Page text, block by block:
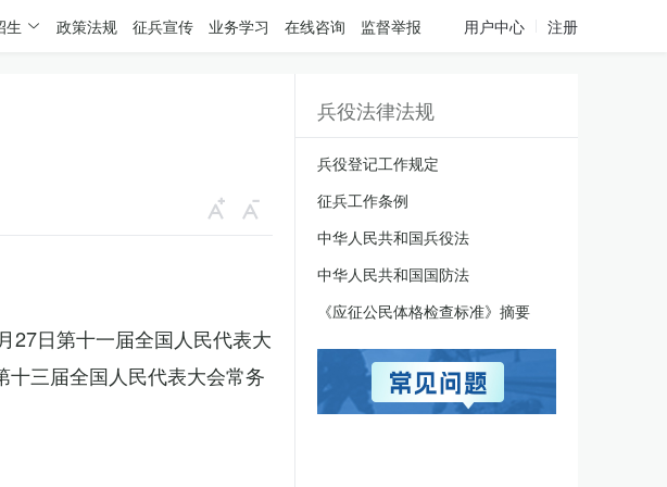
生 政策法规 征兵宣传 业务学习 在线咨询 监督举报 用户中心 注册
27日第十一届全国人民代表大
三届全国人民代表大会常务
兵役法律法规
兵役登记工作规定
征兵工作条例
中华人民共和国兵役法
中华人民共和国国防法
《应征公民体格检查标准》摘要